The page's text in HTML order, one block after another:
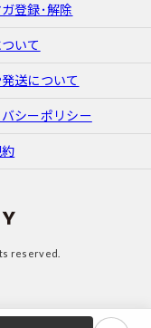
登録･解除
いて
送について
シーポリシー
reserved.